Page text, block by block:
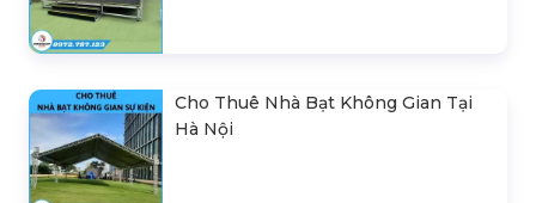
Cho Thuê Nhà Bạt Không Gian Tại
Hà Nội